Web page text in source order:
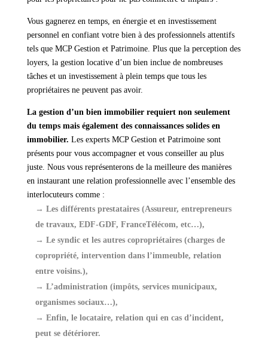
Vous gagnerez en temps, en énergie et en investissement
personnel en confiant votre bien à des professionnels attentifs
tels que MCP Gestion et Patrimoine. Plus que la perception des
loyers, la gestion locative d’un bien inclue de nombreuses
tâches et un investissement à plein temps que tous les
propriétaires ne peuvent pas avoir.
La gestion d’un bien immobilier requiert non seulement
du temps mais également des connaissances solides en
immobilier. Les experts MCP Gestion et Patrimoine sont
présents pour vous accompagner et vous conseiller au plus
juste. Nous vous représenterons de la meilleure des manières
en instaurant une relation professionnelle avec l’ensemble des
interlocuteurs comme :
→ Les différents prestataires (Assureur, entrepreneurs
de travaux, EDF-GDF, FranceTélécom, etc…),
→ Le syndic et les autres copropriétaires (charges de
copropriété, intervention dans l’immeuble, relation
entre voisins.),
→ L’administration (impôts, services municipaux,
organismes sociaux…),
→ Enfin, le locataire, relation qui en cas d’incident,
peut se détériorer.